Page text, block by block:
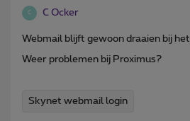
C C Ocker
Webmail blijft gewoon draaien bij het
Weer problemen bij Proximus?
Skynet webmail login